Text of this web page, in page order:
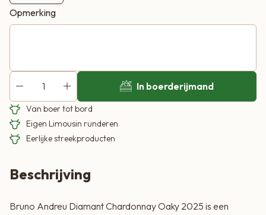
boter, vanille en een subtiele toast. Ondanks het hout
blijft de wijn voldoende fris door de natuurlijke zuren van
zwaar te worden.
Opmerking
In boerderijmand
Van boer tot bord
Eigen Limousin runderen
Eerlijke streekproducten
Beschrijving
Bruno Andreu Diamant Chardonnay Oaky 2025 is een